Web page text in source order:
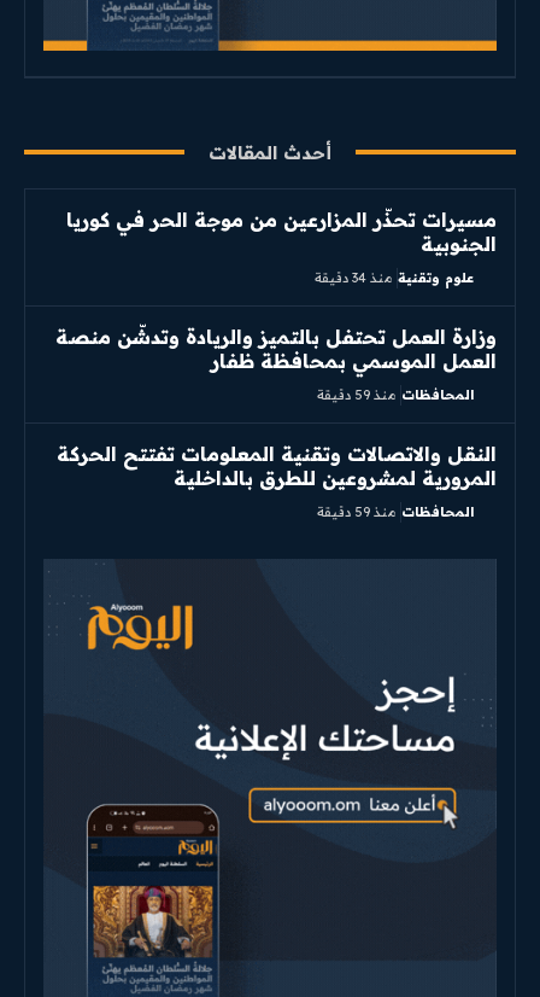
أحدث المقالات
مسيرات تحذّر المزارعين من موجة الحر في كوريا
الجنوبية
علوم وتقنية منذ 34 دقيقة
وزارة العمل تحتفل بالتميز والريادة وتدشّن منصة
العمل الموسمي بمحافظة ظفار
المحافظات منذ 59 دقيقة
النقل والاتصالات وتقنية المعلومات تفتتح الحركة
المرورية لمشروعين للطرق بالداخلية
المحافظات منذ 59 دقيقة